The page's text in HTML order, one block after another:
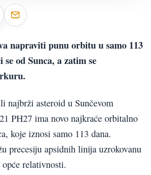
napraviti punu orbitu u samo 113
od Sunca, a zatim se
najbrži asteroid u Sunčevom
PH27 ima novo najkraće orbitalno
koje iznosi samo 113 dana.
precesiju apsidnih linija uzrokovanu
relativnosti.